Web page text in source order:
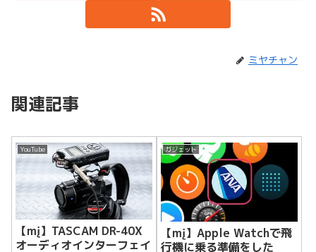
ミヤチャン
関連記事
YouTube
【mį】TASCAM DR-40X
オーディオインターフェイ
ガジェット
【mį】Apple Watchで飛
行機に乗る準備をした